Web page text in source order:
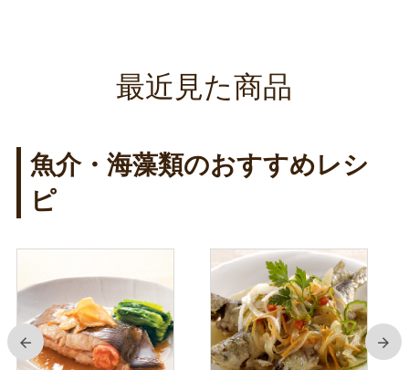
最近見た商品
魚介・海藻類のおすすめレシ
ピ
前 次